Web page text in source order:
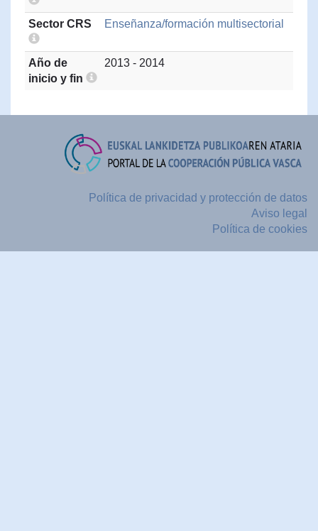
Sector CRS Enseñanza/formación multisectorial
Año de
inicio y fin
2013 - 2014
Política de privacidad y protección de datos
Aviso legal
Política de cookies